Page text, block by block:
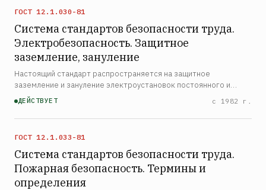
ГОСТ 12.1.030-81
Система стандартов безопасности труда.
Электробезопасность. Защитное
заземление, зануление
Настоящий стандарт распространяется на защитное
заземление и зануление электроустановок постоянного и
переменного тока частотой до 400 Гц и устанавливает
требования по обеспечению электробезопасности с помощью
защитного …
ДЕЙСТВУЕТ с 1982 г.
ГОСТ 12.1.033-81
Система стандартов безопасности труда.
Пожарная безопасность. Термины и
определения